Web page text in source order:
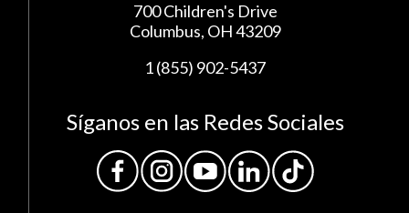
700 Children's Drive
Columbus, OH 43209
1 (855) 902-5437
Síganos en las Redes Sociales